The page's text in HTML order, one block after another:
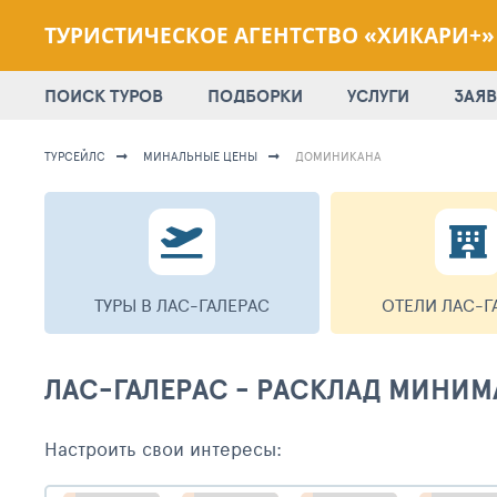
ТУРИСТИЧЕСКОЕ АГЕНТСТВО «ХИКАРИ+»
ПОИСК ТУРОВ ПОДБОРКИ УСЛУГИ
ТУРСЕЙЛС МИНАЛЬНЫЕ ЦЕНЫ ДОМИНИКАНА
ТУРЫ В ЛАС-ГАЛЕРАС ОТЕЛИ ЛАС-
ЛАС-ГАЛЕРАС - РАСКЛАД
Настроить свои интересы: